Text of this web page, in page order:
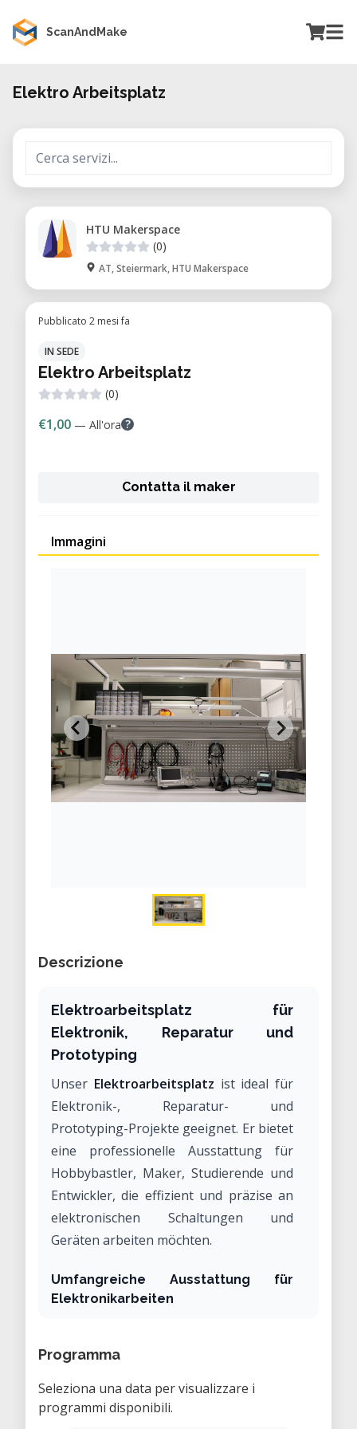
ScanAndMake
Elektro Arbeitsplatz
HTU Makerspace
(0)
AT, Steiermark, HTU Makerspace
Pubblicato 2 mesi fa
IN SEDE
Elektro Arbeitsplatz
(0)
€1,00 — All'ora ?
Contatta il maker
Immagini
Descrizione
Elektroarbeitsplatz für
Elektronik, Reparatur und
Prototyping
Unser Elektroarbeitsplatz ist ideal für
Elektronik-, Reparatur- und
Prototyping-Projekte geeignet. Er bietet
eine professionelle Ausstattung für
Hobbybastler, Maker, Studierende und
Entwickler, die effizient und präzise an
elektronischen Schaltungen und
Geräten arbeiten möchten.
Umfangreiche Ausstattung für
Elektronikarbeiten
Standardgeräten ausgestattet, die für
werden. Dazu gehören unter anderem:
Programma
Seleziona una data per visualizzare i
programmi disponibili.